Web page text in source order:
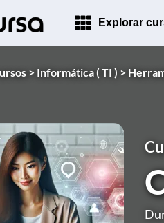
Explorar
> Informática ( TI ) >